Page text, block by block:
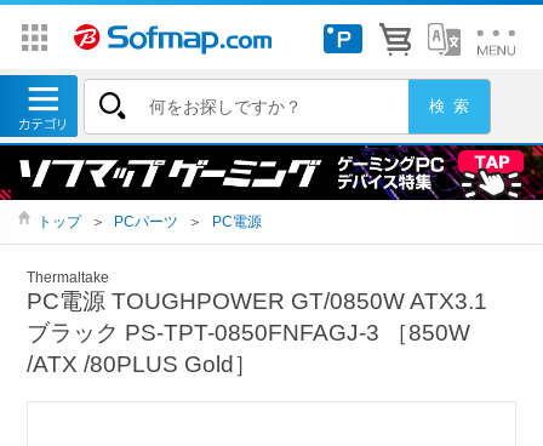
トップ ＞ PCパーツ ＞ PC電源
Thermaltake
PC電源 TOUGHPOWER GT/0850W ATX3.1
ブラック PS-TPT-0850FNFAGJ-3 ［850W
/ATX /80PLUS Gold］